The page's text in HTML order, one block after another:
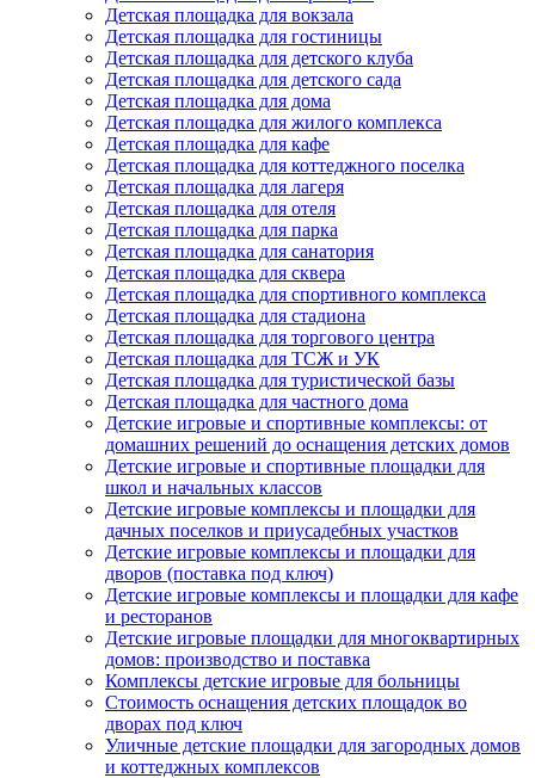
Детская площадка для вокзала
Детская площадка для гостиницы
Детская площадка для детского клуба
Детская площадка для детского сада
Детская площадка для дома
Детская площадка для жилого комплекса
Детская площадка для кафе
Детская площадка для коттеджного поселка
Детская площадка для лагеря
Детская площадка для отеля
Детская площадка для парка
Детская площадка для санатория
Детская площадка для сквера
Детская площадка для спортивного комплекса
Детская площадка для стадиона
Детская площадка для торгового центра
Детская площадка для ТСЖ и УК
Детская площадка для туристической базы
Детская площадка для частного дома
Детские игровые и спортивные комплексы: от
домашних решений до оснащения детских домов
Детские игровые и спортивные площадки для
школ и начальных классов
Детские игровые комплексы и площадки для
дачных поселков и приусадебных участков
Детские игровые комплексы и площадки для
дворов (поставка под ключ)
Детские игровые комплексы и площадки для кафе
и ресторанов
Детские игровые площадки для многоквартирных
домов: производство и поставка
Комплексы детские игровые для больницы
Стоимость оснащения детских площадок во
дворах под ключ
Уличные детские площадки для загородных домов
и коттеджных комплексов